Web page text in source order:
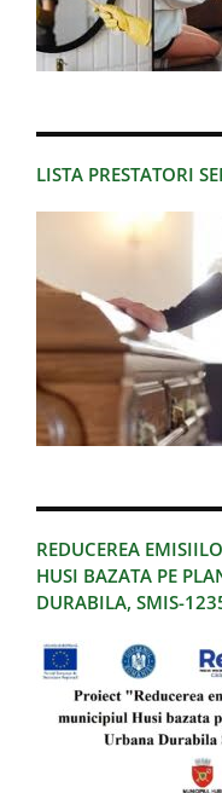
LISTA PRESTATORI
REDUCEREA
HUSI BAZATA PE
DURABILA, SMIS-